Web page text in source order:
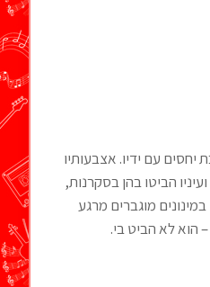
יחסים עם ידיו. אצבעותיו
הביטו בהן בסקרנות,
מוגברים מרגע
הוא לא הביט בי.